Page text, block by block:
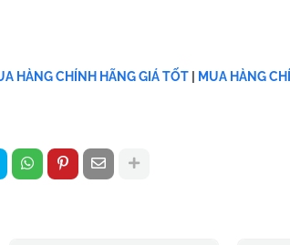
HÀNG CHÍNH HÃNG GIÁ TỐT MUA HÀNG